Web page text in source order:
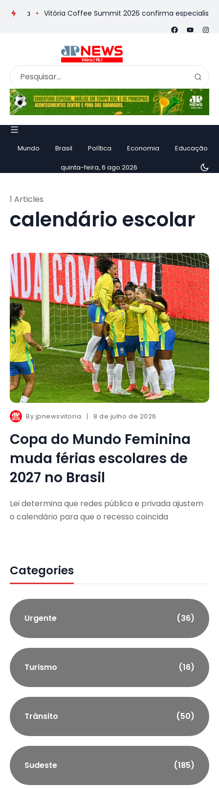
Vitória Coffee Summit 2026 confirma especialistas
Mundo Brasil Política Economia Educação
quinta-feira, 6 ago 2026
calendário escolar
1 Articles
By jpnewsvitoria 8 de julho de 2026
Copa do Mundo Feminina
muda férias escolares de
2027 no Brasil
Lei determina que redes pública e privada ajustem
o calendário para que o recesso coincida
Categories
Urgente (36)
Turismo (16)
Trânsito (50)
Sudeste (185)